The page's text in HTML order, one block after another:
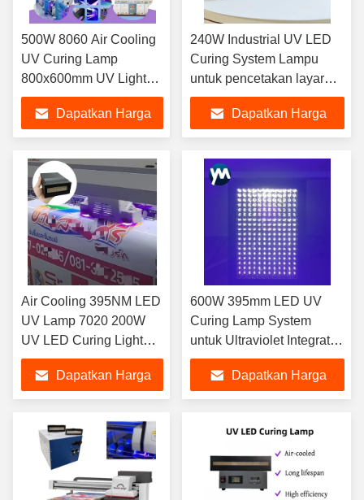
500W 8060 Air Cooling
UV Curing Lamp
800x600mm UV Light
untuk Flatbed Printer
Conveyor Belt Inkjet
Machine
Dapatkan Harga
240W Industrial UV LED
Curing System Lampu
untuk pencetakan layar
pada plastik Tinta
pencetakan layar
Dapatkan Harga
Air Cooling 395NM LED
UV Lamp 7020 200W
UV LED Curing Light
Lampu Ultraviolet untuk
Epson
I3200/XP600/TX800 UV
Dapatkan Harga
600W 395mm LED UV
Curing Lamp System
untuk Ultraviolet Integrated
Machine Screen Print
Exposure LED Resin
Conveyor
Dapatkan Harga